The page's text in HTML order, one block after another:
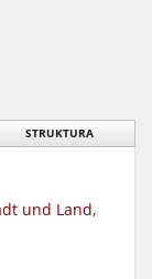
STRUKTURA
und Land,